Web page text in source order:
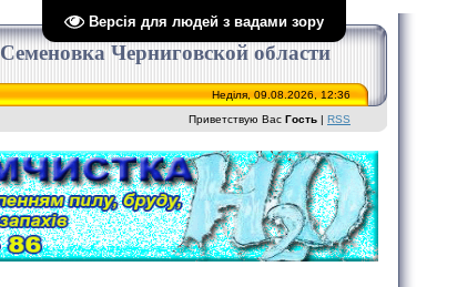
Версія для людей з вадами зору
Семеновка Черниговской области
Неділя, 09.08.2026, 12:36
Приветствую Вас Гость | RSS